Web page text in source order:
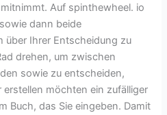
Auf spinthewheel. io
dann beide
über Ihrer Entscheidung zu
drehen, um zwischen
sowie zu entscheiden,
erstellen möchten ein zufälliger
Buch, das Sie eingeben. Damit